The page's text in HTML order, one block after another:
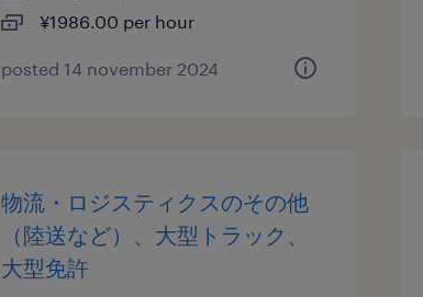
¥1986.00 per hour
posted 14 november 2024
物流・ロジスティクスのその他
（陸送など）、大型トラック、
大型免許